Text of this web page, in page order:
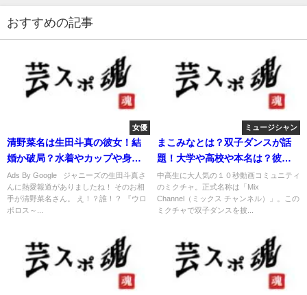
おすすめの記事
女優
清野菜名は生田斗真の彼女！結
婚か破局？水着やカップや身
長？ぬー？
Ads By Google ジャニーズの生田斗真さ
んに熱愛報道がありましたね！ そのお相
手が清野菜名さん。 え！？誰！？ 『ウロ
ボロス～...
ミュージシャン
まこみなとは？双子ダンスが話
題！大学や高校や本名は？彼氏
は？
中高生に大人気の１０秒動画コミュニティ
のミクチャ。正式名称は「Mix
Channel（ミックス チャンネル）」。この
ミクチャで双子ダンスを披...